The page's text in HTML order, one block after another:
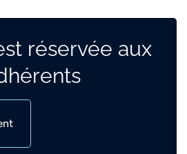
réservée aux